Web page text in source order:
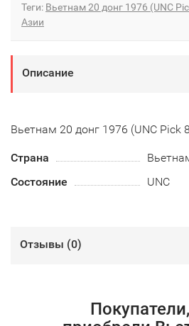
Теги: Вьетнам 20 донг 1976 (UNC
Азии
Описание
Вьетнам 20 донг 1976 (UNC Pick
Страна
Состояние
UNC
Отзывы (0)